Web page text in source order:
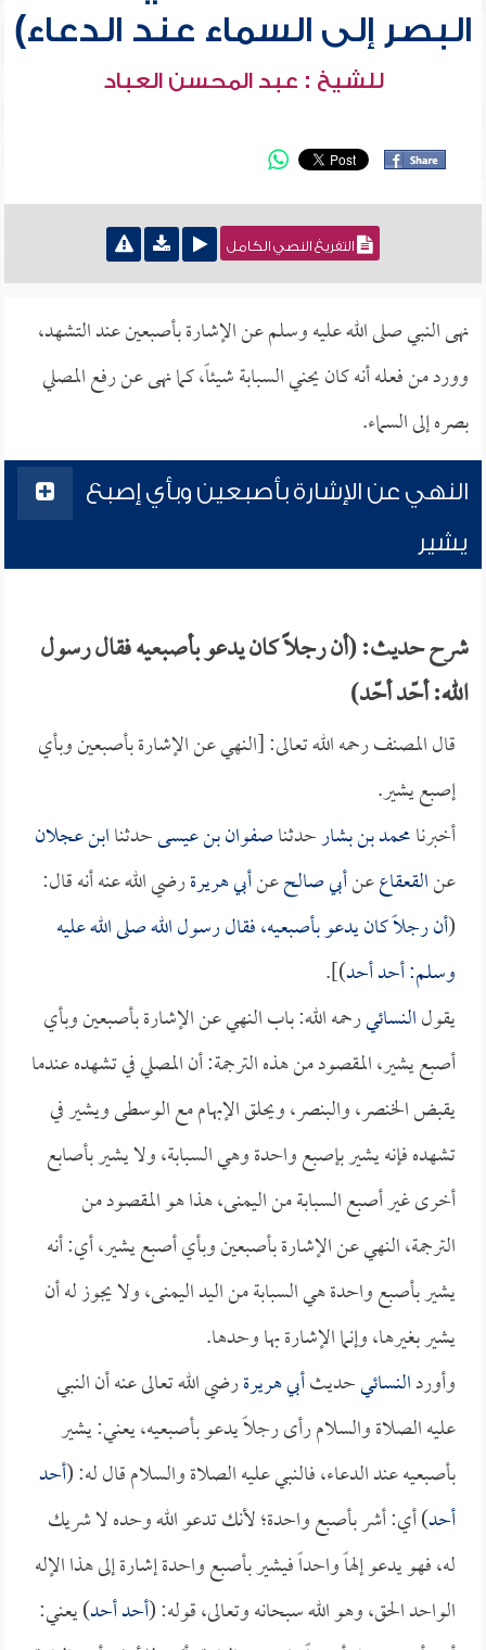
البصر إلى السماء عند الدعاء)
للشيخ : عبد المحسن العباد
التفريغ النصي الكامل
نهى النبي صلى الله عليه وسلم عن الإشارة بأصبعين عند التشهد،
وورد من فعله أنه كان يحني السبابة شيئاً، كما نهى عن رفع المصلي
بصره إلى السماء.
النهي عن الإشارة بأصبعين وبأي إصبع
يشير
شرح حديث: (أن رجلاً كان يدعو بأصبعيه فقال رسول
الله: أحّد أحّد)
قال المصنف رحمه الله تعالى: [النهي عن الإشارة بأصبعين وبأي
إصبع يشير.
أخبرنامحمد بن بشارحدثناصفوان بن عيسىحدثناابن عجلان
عنالقعقاععنأبي صالحعنأبي هريرةرضي الله عنه أنه قال:
(أن رجلاً كان يدعو بأصبعيه، فقال رسول الله صلى الله عليه
وسلم: أحد أحد)].
يقولالنسائيرحمه الله: باب النهي عن الإشارة بأصبعين وبأي
أصبع يشير، المقصود من هذه الترجمة: أن المصلي في تشهده عندما
يقبض الخنصر، والبنصر، ويحلق الإبهام مع الوسطى ويشير في
تشهده فإنه يشير بإصبع واحدة وهي السبابة، ولا يشير بأصابع
أخرى غير أصبع السبابة من اليمنى، هذا هو المقصود من
الترجمة، النهي عن الإشارة بأصبعين وبأي أصبع يشير، أي: أنه
يشير بأصبع واحدة هي السبابة من اليد اليمنى، ولا يجوز له أن
يشير بغيرها، وإنما الإشارة بها وحدها.
وأوردالنسائيحديثأبي هريرةرضي الله تعالى عنه أن النبي
عليه الصلاة والسلام رأى رجلاً يدعو بأصبعيه، يعني: يشير
بأصبعيه عند الدعاء، فالنبي عليه الصلاة والسلام قال له: (أحد
أحد) أي: أشر بأصبع واحدة؛ لأنك تدعو الله وحده لا شريك
له، فهو يدعو إلهاً واحداً فيشير بأصبع واحدة إشارة إلى هذا الإله
الواحد الحق، وهو الله سبحانه وتعالى، قوله: (أحد أحد) يعني: